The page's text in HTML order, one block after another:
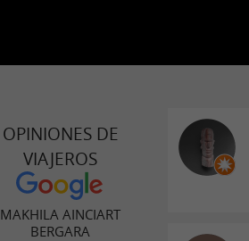
OPINIONES DE
VIAJEROS
MAKHILA AINCIART
BERGARA